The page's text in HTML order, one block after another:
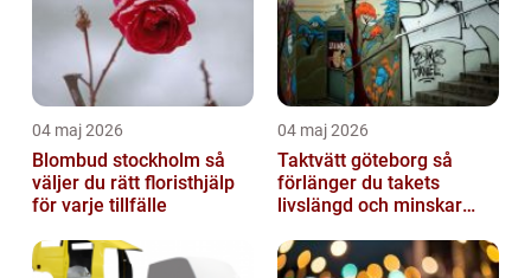
04 maj 2026
Blombud stockholm så
väljer du rätt floristhjälp
för varje tillfälle
04 maj 2026
Taktvätt göteborg så
förlänger du takets
livslängd och minskar